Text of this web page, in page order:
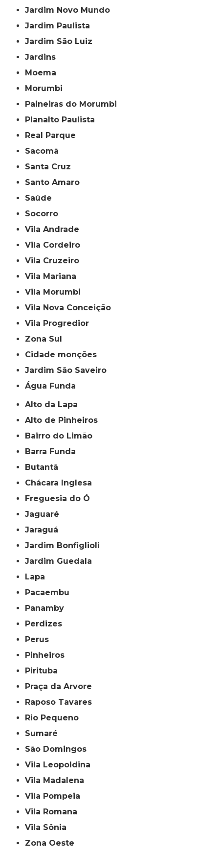
Jardim Novo Mundo
Jardim Paulista
Jardim São Luiz
Jardins
Moema
Morumbi
Paineiras do Morumbi
Planalto Paulista
Real Parque
Sacomã
Santa Cruz
Santo Amaro
Saúde
Socorro
Vila Andrade
Vila Cordeiro
Vila Cruzeiro
Vila Mariana
Vila Morumbi
Vila Nova Conceição
Vila Progredior
Zona Sul
cidade monções
jardim São Saveiro
Água Funda
Alto da Lapa
Alto de Pinheiros
Bairro do Limão
Barra Funda
Butantã
Chácara Inglesa
Freguesia do Ó
Jaguaré
Jaraguá
Jardim Bonfiglioli
Jardim Guedala
Lapa
Pacaembu
Panamby
Perdizes
Perus
Pinheiros
Pirituba
Praça da Arvore
Raposo Tavares
Rio Pequeno
Sumaré
São Domingos
Vila Leopoldina
Vila Madalena
Vila Pompeia
Vila Romana
Vila Sônia
Zona Oeste